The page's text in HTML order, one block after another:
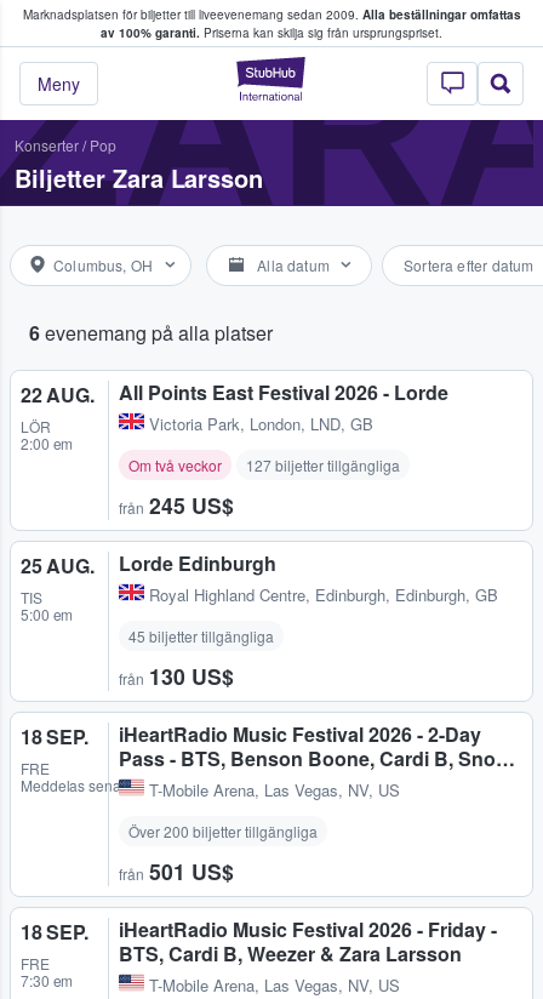
Marknadsplatsen för biljetter till liveevenemang sedan 2009. Alla beställningar omfattas
av 100% garanti. Priserna kan skilja sig från ursprungspriset.
StubHub – där
Meny
köper och säljer biljetter.
Konserter/ Pop
Biljetter Zara Larsson
Columbus, OH Alla datum Sortera efter datum
6evenemang på alla platser
22 AUG.
LÖR
2:00 em
All Points East Festival 2026 - Lorde
Victoria Park, London, LND, GB
Om två veckor 127 biljetter tillgängliga
från 245 US$
25 AUG.
TIS
5:00 em
Lorde Edinburgh
Royal Highland Centre, Edinburgh, Edinburgh, GB
45 biljetter tillgängliga
från 130 US$
18 SEP.
FRE
Meddelas senare
iHeartRadio Music Festival 2026 - 2-Day
Pass - BTS, Benson Boone, Cardi B, Sno…
T-Mobile Arena, Las Vegas, NV, US
Över 200 biljetter tillgängliga
från 501 US$
18 SEP.
FRE
7:30 em
iHeartRadio Music Festival 2026 - Friday -
BTS, Cardi B, Weezer & Zara Larsson
T-Mobile Arena, Las Vegas, NV, US